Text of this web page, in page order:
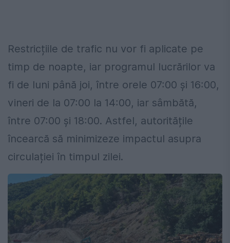
Restricțiile de trafic nu vor fi aplicate pe
timp de noapte, iar programul lucrărilor va
fi de luni până joi, între orele 07:00 și 16:00,
vineri de la 07:00 la 14:00, iar sâmbătă,
între 07:00 și 18:00. Astfel, autoritățile
încearcă să minimizeze impactul asupra
circulației în timpul zilei.